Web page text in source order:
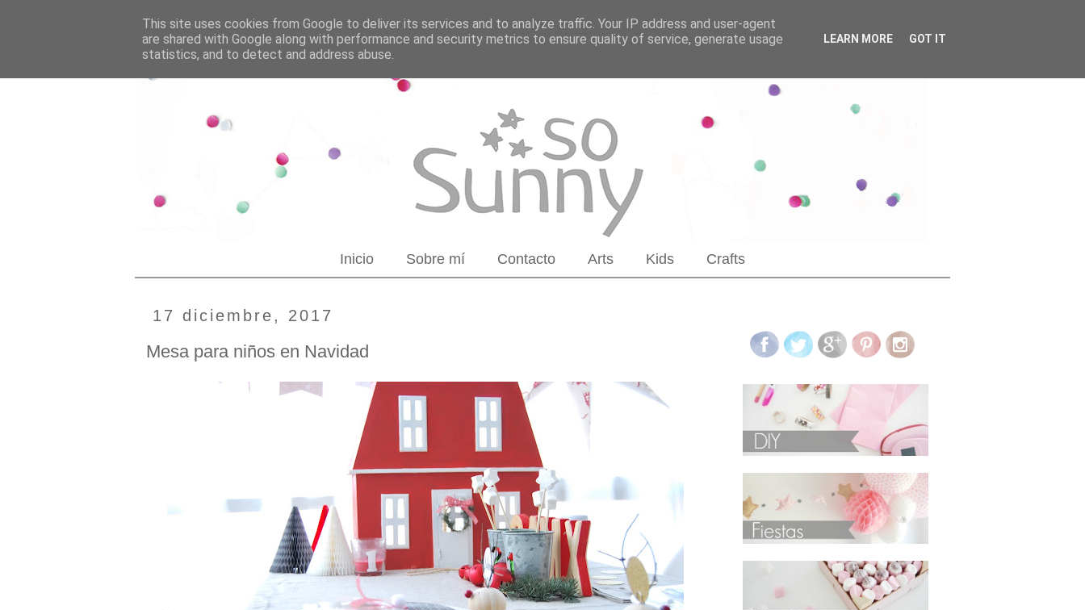
Inicio Sobre mí Contacto Arts Kids Crafts
17 diciembre, 2017
Mesa para niños en Navidad
This site uses cookies from Google to deliver its services and to analyze traffic. Your IP address and user-agent
are shared with Google along with performance and security metrics to ensure quality of service, generate usage
statistics, and to detect and address abuse.
LEARN MORE GOT IT